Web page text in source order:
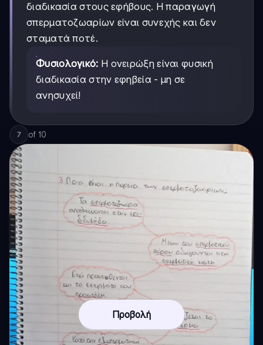
διαδικασία στους εφήβους. Η παραγωγή
σπερματοζωαρίων είναι συνεχής και δεν
σταματά ποτέ.
Φυσιολογικό: Η ονειρώξη είναι φυσική
διαδικασία στην εφηβεία - μη σε
ανησυχεί!
7 of 10
Προβολή